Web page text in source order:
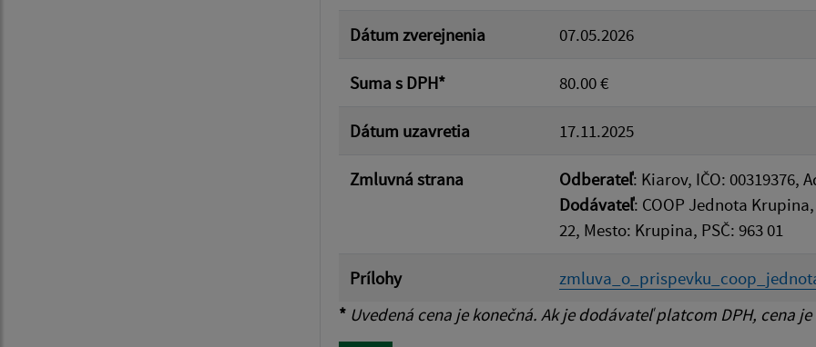
Dátum zverejnenia 07.05.2026
Suma s DPH* 80.00 €
Dátum uzavretia 17.11.2025
Zmluvná strana Odberateľ: Kiarov, IČO: 00319376,
Dodávateľ: COOP Jednota
22, Mesto: Krupina, PSČ: 963 01
Prílohy
* Uvedená cena je konečná. Ak je dodávateľ platcom DPH, cena